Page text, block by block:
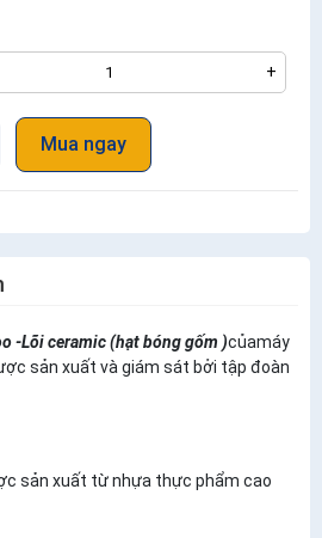
+
Mua ngay
-Lõi ceramic (hạt bóng gốm )củamáy
sản xuất và giám sát bởi tập đoàn
sản xuất từ nhựa thực phẩm cao